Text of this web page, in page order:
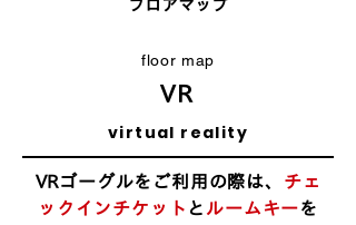
フロアマップ
floor map
VR
virtual reality
VRゴーグルをご利用の際は、 チェ
ックインチケット と ルームキーを